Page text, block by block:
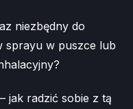
niezbędny do
sprayu w puszce lub
jak radzić sobie z tą